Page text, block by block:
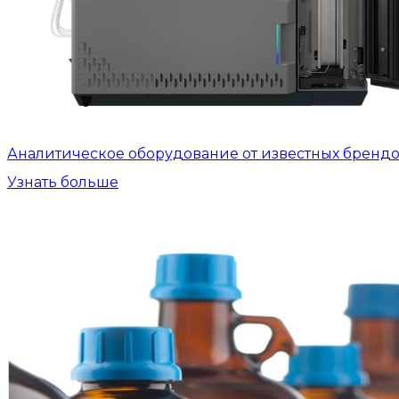
Аналитическое оборудование от известных
Узнать больше